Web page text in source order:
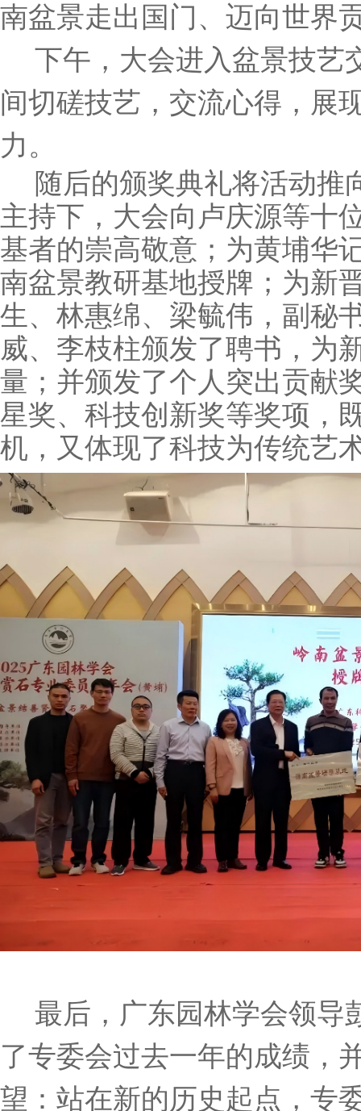
南盆景走出国门、迈向世界
下午，大会进入盆景技艺
间切磋技艺，交流心得，展
力。
随后的颁奖典礼将活动推
主持下，大会向卢庆源等十
基者的崇高敬意；为黄埔华
南盆景教研基地授牌；为新
生、林惠绵、梁毓伟，副秘
威、李枝柱颁发了聘书，为
量；并颁发了个人突出贡献
星奖、科技创新奖等奖项，
机，又体现了科技为传统艺
最后，广东园林学会领导
了专委会过去一年的成绩，
望：站在新的历史起点，专